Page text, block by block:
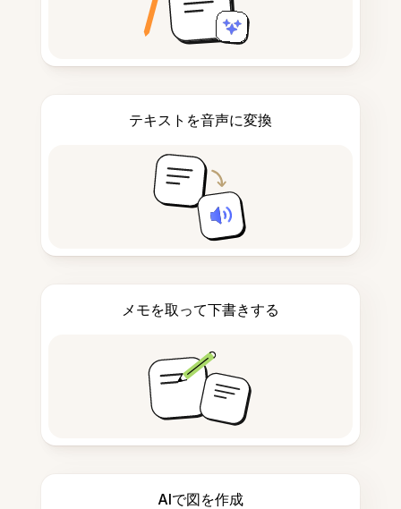
テキストを音声に変換
メモを取って下書きする
AIで図を作成